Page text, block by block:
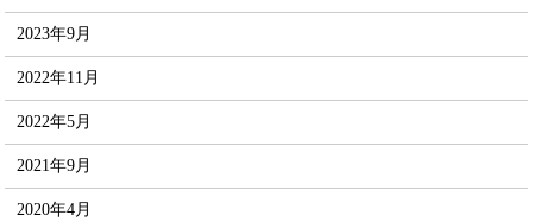
2023年9月
2022年11月
2022年5月
2021年9月
2020年4月